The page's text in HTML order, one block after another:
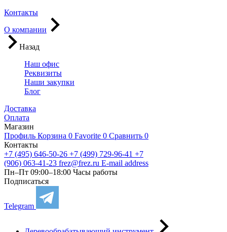
Контакты
О компании
Назад
Наш офис
Реквизиты
Наши закупки
Блог
Доставка
Оплата
Магазин
Профиль Корзина 0 Favorite 0 Сравнить 0
Контакты
+7 (495) 646-50-26 +7 (499) 729-96-41 +7
(906) 063-41-23 frez@frez.ru E-mail address
Пн–Пт 09:00–18:00 Часы работы
Подписаться
Telegram